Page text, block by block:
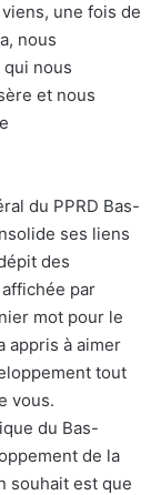
une fois de
nous
nous
et nous
du PPRD Bas-
ses liens
des
par
mot pour le
appris à aimer
tout
vous.
du Bas-
de la
souhait est que